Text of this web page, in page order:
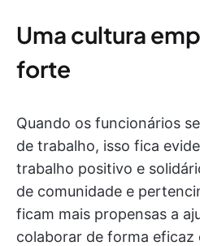
Uma cultura
forte
Quando os funcionários
de trabalho, isso fica
trabalho positivo e
de comunidade e
ficam mais propensas a
colaborar de forma eficaz